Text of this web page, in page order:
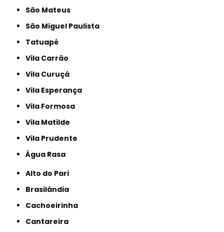
São Mateus
São Miguel Paulista
Tatuapé
Vila Carrão
Vila Curuçá
Vila Esperança
Vila Formosa
Vila Matilde
Vila Prudente
Água Rasa
Alto do Pari
Brasilândia
Cachoeirinha
Cantareira